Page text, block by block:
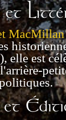
et
MacMillan
elle est